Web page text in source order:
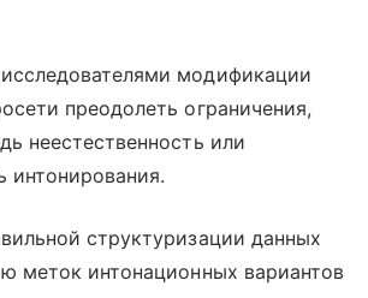
модификации
преодолеть ограничения,
неестественность или
интонирования.
структуризации данных
меток интонационных вариантов